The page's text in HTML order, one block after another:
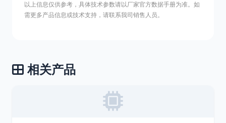
以上信息仅供参考，具体技术参数请以厂家官方数据手册为准。如
需更多产品信息或技术支持，请联系我司销售人员。
相关产品